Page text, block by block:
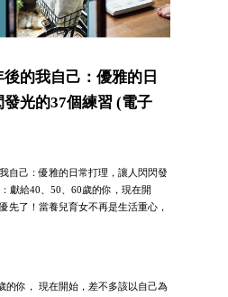
的我自己：優雅的日
光的37個練習 (電子
自己：優雅的日常打理，讓人閃閃發
獻給40、50、60歲的你，現在開
先了！當養兒育女不再是生活重心，
的你， 現在開始，差不多該以自己為